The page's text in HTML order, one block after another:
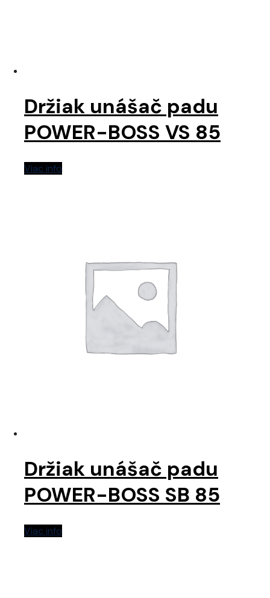
Držiak unášač padu
POWER-BOSS VS 85
Viac info
Držiak unášač padu
POWER-BOSS SB 85
Viac info